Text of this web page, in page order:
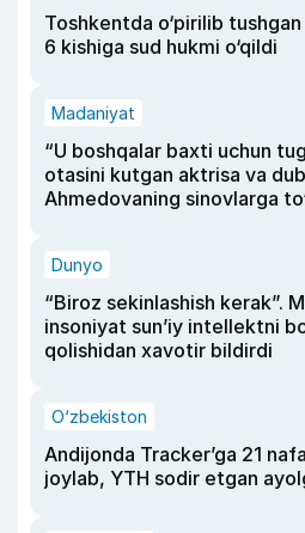
Toshkentda o‘pirilib tushgan
6 kishiga sud hukmi o‘qildi
Madaniyat
“U boshqalar baxti uchun
otasini kutgan aktrisa va
Ahmedovaning sinovlarga
Dunyo
“Biroz sekinlashish kerak”.
insoniyat sun’iy intellektni
qolishidan xavotir bildirdi
O‘zbekiston
Andijonda Tracker’ga 21
joylab, YTH sodir etgan